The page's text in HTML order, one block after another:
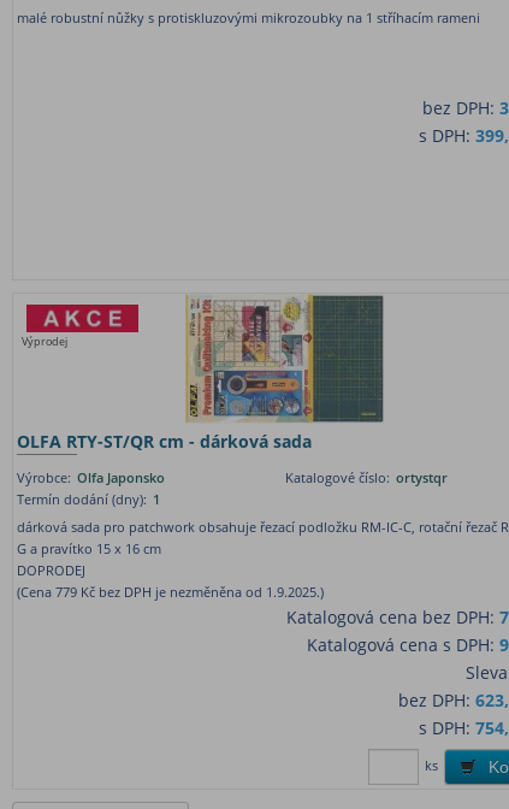
malé robustní nůžky s protiskluzovými mikrozoubky na 1 stříhacím rameni
bez DPH:
s DPH:
Výprodej
OLFA RTY-ST/QR cm - dárková sada
Výrobce: Olfa Japonsko Katalogové číslo: ortystqr
Termín dodání (dny): 1
dárková sada pro patchwork obsahuje řezací podložku RM-IC-C, rotační řezač
G a pravítko 15 x 16 cm
DOPRODEJ
(Cena 779 Kč bez DPH je nezměněna od 1.9.2025.)
Katalogová cena bez DPH:
Katalogová cena s DPH:
bez DPH:
s DPH:
ks